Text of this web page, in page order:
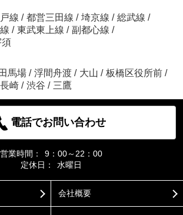
線 / 都営三田線 / 埼京線 / 総武線 /
/ 東武東上線 / 副都心線 /
須
馬場 / 浮間舟渡 / 大山 / 板橋区役所前 /
崎 / 渋谷 / 三鷹
電話でお問い合わせ
営業時間：
9：00～22：00
定休日：
水曜日
会社概要